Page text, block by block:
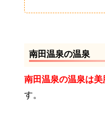
南田温泉の温泉
南田温泉の温泉は
す。